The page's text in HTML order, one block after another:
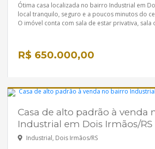
Ótima casa localizada no bairro Industrial em
local tranquilo, seguro e a poucos minutos do
O imóvel conta com sala de estar privativa, sala
R$ 650.000,00
Casa de alto padrão à venda
Industrial em Dois Irmãos/RS
Industrial, Dois Irmãos/RS